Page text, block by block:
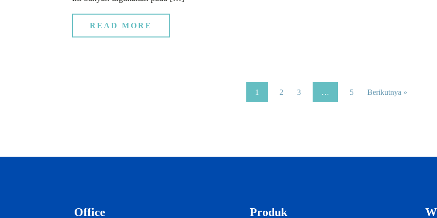
READ MORE
1 2 3 … 5 Berikutnya »
Office Produk